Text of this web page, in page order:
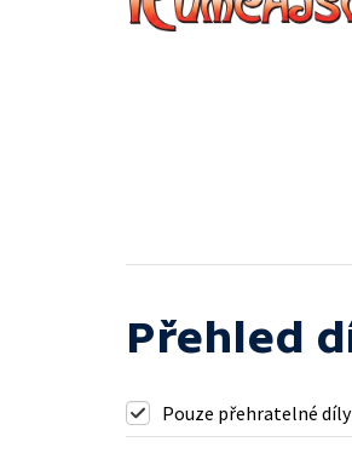
Přehled
Pouze přehratelné díly